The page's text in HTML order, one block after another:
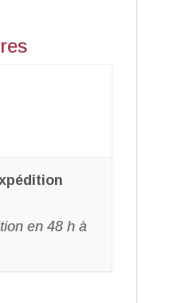
en 48 h à